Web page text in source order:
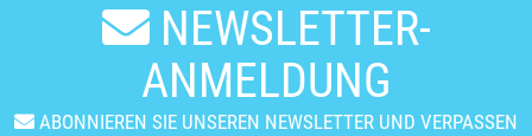
NEWSLETTER-
ANMELDUNG
ABONNIEREN SIE UNSEREN NEWSLETTER UND VERPASSEN